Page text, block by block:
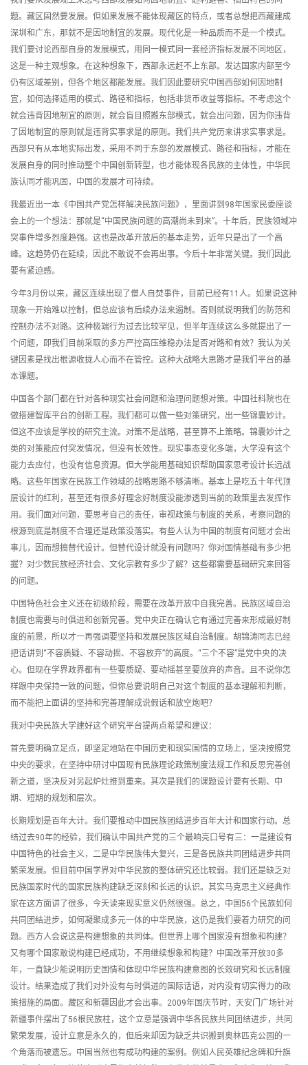
题。藏区固然要发展。但如果发展不能体现藏区的特点，或者总想把西藏建成
深圳和广东，那就不是因地制宜的发展。现代化是一种品质而不是一个模式。
我们要讨论西部自身的发展模式，用同一模式同一套经济指标发展不同地区，
这是一种主观想象。在这种想象下，西部永远赶不上东部。发达国家内部至今
仍有区域差别，但各个地区都能发展。我们因此要研究中国西部如何因地制
宜，如何选择适用的模式、路径和指标，包括非货币收益等指标。不考虑这个
就会违背因地制宜的原则，就会盲目照搬东部模式，就会出问题，因为你违背
了因地制宜的原则就是违背实事求是的原则。我们共产党历来讲求实事求是。
西部只有从本地实际出发，采用不同于东部的发展模式、路径和指标，才能在
发展自身的同时推动整个中国创新转型，也才能体现各民族的主体性，中华民
族认同才能巩固，中国的发展才可持续。
我最近出一本《中国共产党怎样解决民族问题》，里面讲到98年国家民委座谈
会上的一个想法：那就是“中国民族问题的高潮尚未到来”。十年后，民族领域冲
突事件增多烈度趋强。这也是改革开放后的基本走势，近年只是出了一个高
峰。这趋势仍在延续，因此不敢说不会再出事。今后十年非常关键。我们因此
要有紧迫感。
今年3月份以来，藏区连续出现了僧人自焚事件，目前已经有11人。如果说这种
现象一开始难以控制，但总应该有后续办法来遏制。否则就说明我们的防范和
控制办法不对路。这种极端行为过去比较罕见，但半年连续这么多就提出了一
个问题，即我们目前采取的多方严控高压维稳办法是否对路和有效？我认为关
键因素是找出根源收拢人心而不在管控。这种大战略大思路才是我们平台的基
本课题。
中国各个部门都在针对各种现实社会问题和治理问题想对策。中国社科院也在
做搭建智库平台的创新工程。我们都可以做一些对策研究，出一些锦囊妙计。
但这不应该是学校的研究主流。对策不是战略，甚至算不上策略。锦囊妙计之
类的对策能应付突发情况，但没有长效性。现实事态变化多端，大学没有这个
能力去应付，也没有信息资源。但大学能用基础知识帮助国家思考设计长远战
略。这些年国家在民族工作领域的战略思路不够清晰。基本上是吃五十年代顶
层设计的红利，甚至还有很多好理念好制度没能渗透到当前的政策里去发挥作
用。我们面对问题，要思考自己的责任，审视政策与制度的关系，考察问题的
根源到底是制度不合理还是政策没落实。有些人认为中国的制度有问题才会出
事儿，因而想搞替代设计。但替代设计就没有问题吗？你对国情基础有多少把
握？对少数民族经济社会、文化宗教有多少了解？这些都需要基础研究来回答
的问题。
中国特色社会主义还在初级阶段，需要在改革开放中自我完善。民族区域自治
制度也需要与时俱进和创新完善。党中央正在确认它有通过完善来形成最好制
度的前景，所以才一再强调要坚持和发展民族区域自治制度。胡锦涛同志已经
把话讲到“不容质疑、不容动摇、不容放弃”的高度。“三个不容”是党中央的决
心。但现在学界政界都有一些要质疑、要动摇甚至要放弃的声音。且不说你怎
样跟中央保持一致的问题，但你总要说明自己对这个制度的基本理解和判断，
而不能把上面讲的坚持和完善理解成说假话和放空炮吧？
我对中央民族大学建好这个研究平台提两点希望和建议：
首先要明确立足点，即坚定地站在中国历史和现实国情的立场上，坚决按照党
中央的要求，在坚持中研讨中国现有民族理论政策制度法规工作和反思完善创
新之道，坚决反对另起炉灶推到重来。其次是我们的课题设计要有长期、中
期、短期的规划和层次。
长期规划是百年大计。我们要推动中国民族团结进步百年大计和国家行动。总
结过去90年的经验，我们确认中国共产党的三个最响亮口号有三：一是建设有
中国特色的社会主义，二是中华民族伟大复兴，三是各民族共同团结进步共同
繁荣发展。但目前中国学界对中华民族的整体研究还比较弱。我们还是缺乏对
民族国家时代的国家民族构建缺乏深刻和长远的认识。其实马克思主义经典作
家在这方面讲了很多，今天读来现实意义仍然很强。总之，中国56个民族如何
共同团结进步，如何凝聚成多元一体的中华民族，这仍是我们要着力研究的问
题。西方人会说这是构建想象的共同体。但世界上哪个国家没有想象和构建？
又有哪个国家敢说构建已经成功，不用继续想象和构建？中国改革开放30多
年，一直缺少能说明历史国情和体现中华民族构建意图的长效研究和长远制度
设计。结果造成了我们对外没有与时俱进的国际话语，对内没有切实得力的政
策措施的局面。藏区和新疆因此才会出事。2009年国庆节时，天安门广场针对
新疆事件摆出了56根民族柱，这个立意是强调中华各民族共同团结进步，共同
繁荣发展，设计立意是永久的，但后来却因为缺乏共识搬到奥林匹克公园的一
个角落而被遗忘。中国当然也有成功构建的案例。例如人民英雄纪念碑和升旗